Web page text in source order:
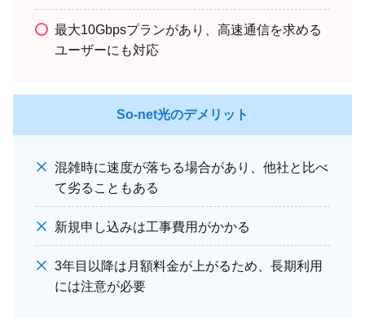
最大10Gbpsプランがあり、高速通信を求める
ユーザーにも対応
So-net光のデメリット
混雑時に速度が落ちる場合があり、他社と比べ
て劣ることもある
新規申し込みは工事費用がかかる
3年目以降は月額料金が上がるため、長期利用
には注意が必要